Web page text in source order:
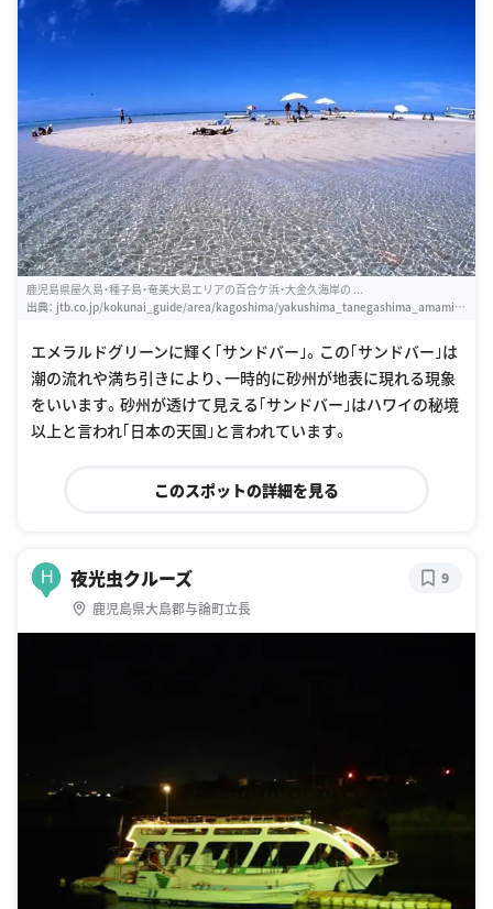
鹿児島県屋久島・種子島・奄美大島エリアの百合ケ浜・大金久海岸の ...
出典： jtb.co.jp/kokunai_guide/area/kagoshima/yakushima_tanegashima_amamio
エメラルドグリーンに輝く｢サンドバー｣。この｢サンドバー｣は
潮の流れや満ち引きにより、一時的に砂州が地表に現れる現象
をいいます。砂州が透けて見える｢サンドバー｣はハワイの秘境
以上と言われ｢日本の天国｣と言われています。
このスポットの詳細を見る
H 夜光虫クルーズ
鹿児島県大島郡与論町立長
9